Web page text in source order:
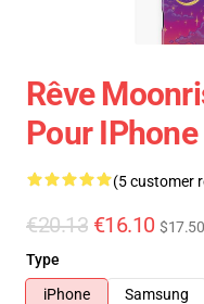
Rêve
Pour IPhone
(5 customer
€20.13 €16.10 $17.50
Type
iPhone
Samsung